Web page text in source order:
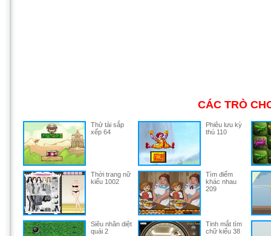
CÁC TRÒ
Thử tài sắp
xếp 64
Phiêu lưu kỳ
thú 110
Thời trang nữ
kiểu 1002
Tìm điểm
khác nhau
209
Siêu nhân diệt
quái 2
Tinh mắt tìm
chữ kiểu 38